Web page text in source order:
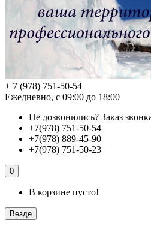
+ 7 (978) 751-50-54
Ежедневно, с 09:00 до 18:00
Не дозвонились? Заказ
+7(978) 751-50-54
+7(978) 889-45-90
+7(978) 751-50-23
0
В корзине пусто!
Везде